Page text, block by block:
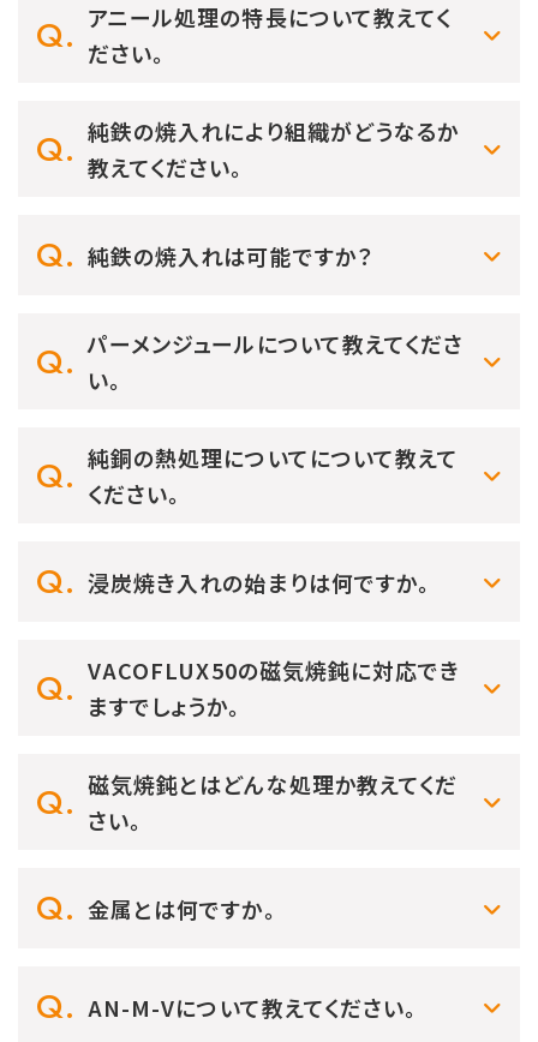
アニール処理の特長について教えてく
ださい。
純鉄の焼入れにより組織がどうなるか
教えてください。
純鉄の焼入れは可能ですか？
パーメンジュールについて教えてくださ
い。
純銅の熱処理についてについて教えて
ください。
浸炭焼き入れの始まりは何ですか。
VACOFLUX50の磁気焼鈍に対応でき
ますでしょうか。
磁気焼鈍とはどんな処理か教えてくだ
さい。
金属とは何ですか。
AN-M-Vについて教えてください。